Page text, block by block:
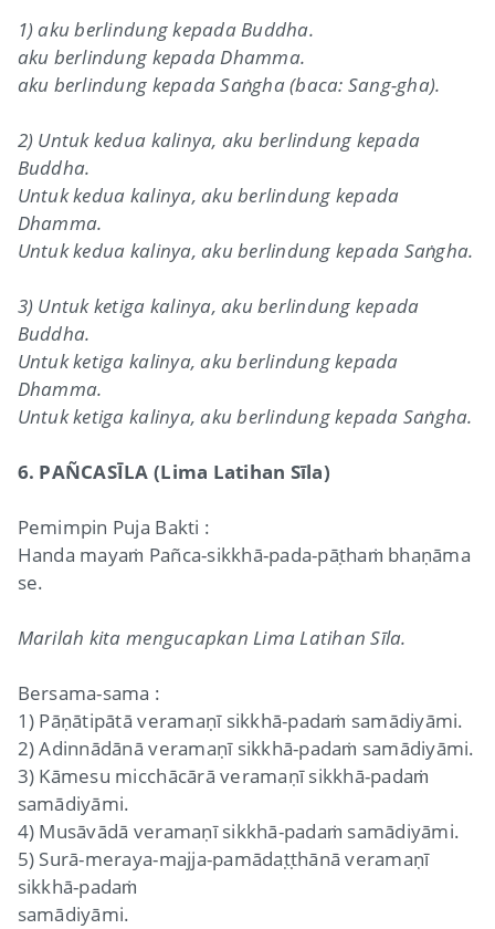
1) aku berlindung kepada Buddha.
aku berlindung kepada Dhamma.
aku berlindung kepada Saṅgha (baca: Sang-gha).
2) Untuk kedua kalinya, aku berlindung kepada
Buddha.
Untuk kedua kalinya, aku berlindung kepada
Dhamma.
Untuk kedua kalinya, aku berlindung kepada Saṅgha.
3) Untuk ketiga kalinya, aku berlindung kepada
Buddha.
Untuk ketiga kalinya, aku berlindung kepada
Dhamma.
Untuk ketiga kalinya, aku berlindung kepada Saṅgha.
6. PAÑCASĪLA (Lima Latihan Sīla)
Pemimpin Puja Bakti :
Handa mayaṁ Pañca-sikkhā-pada-pāṭhaṁ bhaṇāma
se.
Marilah kita mengucapkan Lima Latihan Sīla.
Bersama-sama :
1) Pāṇātipātā veramaṇī sikkhā-padaṁ samādiyāmi.
2) Adinnādānā veramaṇī sikkhā-padaṁ samādiyāmi.
3) Kāmesu micchācārā veramaṇī sikkhā-padaṁ
samādiyāmi.
4) Musāvādā veramaṇī sikkhā-padaṁ samādiyāmi.
5) Surā-meraya-majja-pamādaṭṭhānā veramaṇī
sikkhā-padaṁ
samādiyāmi.